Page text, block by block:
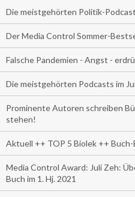
Die meistgehörten Politik-
Der Media Control Sommer-
Falsche Pandemien - Angst -
Die meistgehörten Podcasts im
Prominente Autoren schreiben
stehen!
Aktuell ++ TOP 5 Biolek ++
Media Control Award: Juli Zeh:
Buch im 1. Hj. 2021